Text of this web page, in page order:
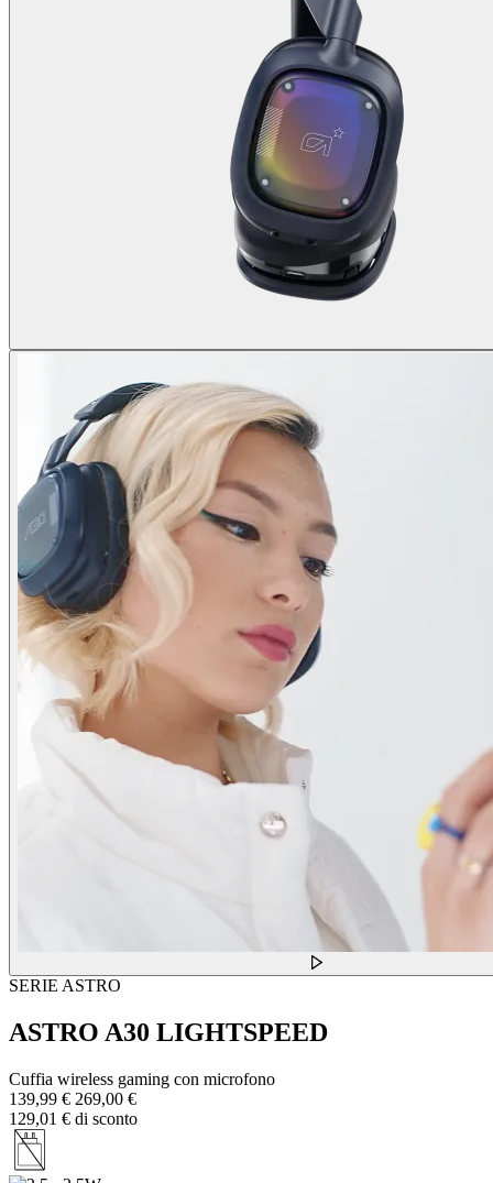
SERIE ASTRO
ASTRO A30 LIGHTSPEED
Cuffia wireless gaming con microfono
139,99 € 269,00 €
129,01 € di sconto